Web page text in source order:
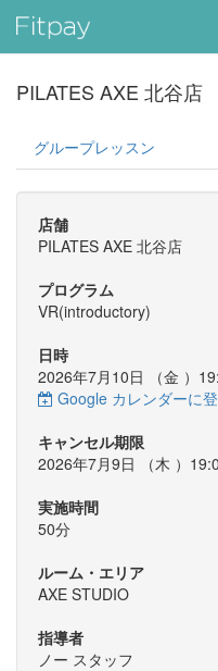
PILATES AXE 北谷店
グループレッスン
店舗
PILATES AXE 北谷店
プログラム
VR(introductory)
日時
2026年7月10日 （金 ）
Google カレンダーに
キャンセル期限
2026年7月9日 （木 ）
実施時間
50分
ルーム・エリア
AXE STUDIO
指導者
ノー スタッフ